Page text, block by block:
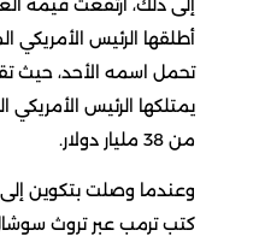
إلى ذلك، ارتفعت قيمة
أطلقها الرئيس الأمريكي
تحمل اسمه الأحد، حيث
يمتلكها الرئيس
من 38 مليار دولار.
كتب ترمب عبر تروث سوشال